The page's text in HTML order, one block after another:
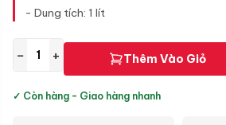
- Dung tích: 1 lít
− + Thêm Vào Giỏ
✓ Còn hàng - Giao hàng nhanh